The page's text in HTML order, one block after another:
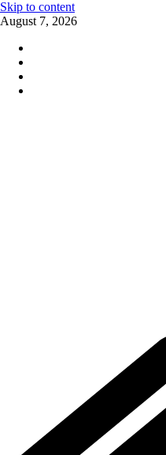
Skip to content
August 7, 2026